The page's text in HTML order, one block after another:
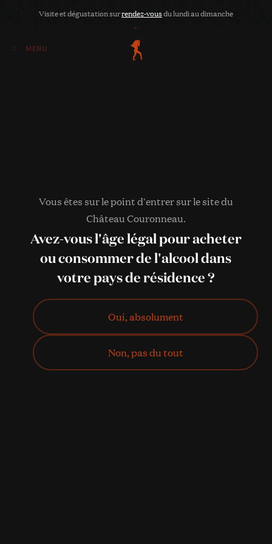
Visite et dégustation surrendez-vousdu lundi au dimanche
«Raifir rouge» a été ajouté à votre panier.
Raifir rouge
2025
Vous êtes sur le point d'entrer sur le site du
Château Couronneau.
Avez-vous l'âge légal pour acheter
ou consommer de l'alcool dans
votre pays de résidence ?
Oui, absolument
Non, pas du tout